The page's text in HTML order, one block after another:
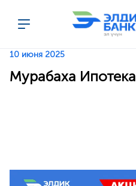
Перейти к содержимому
10 июня 2025
Мурабаха Ипотека